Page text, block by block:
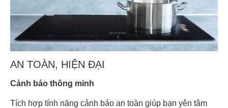
AN TOÀN, HIỆN ĐẠI
Cảnh báo thông minh
Tích hợp tính năng cảnh báo an toàn giúp bạn yên tâm